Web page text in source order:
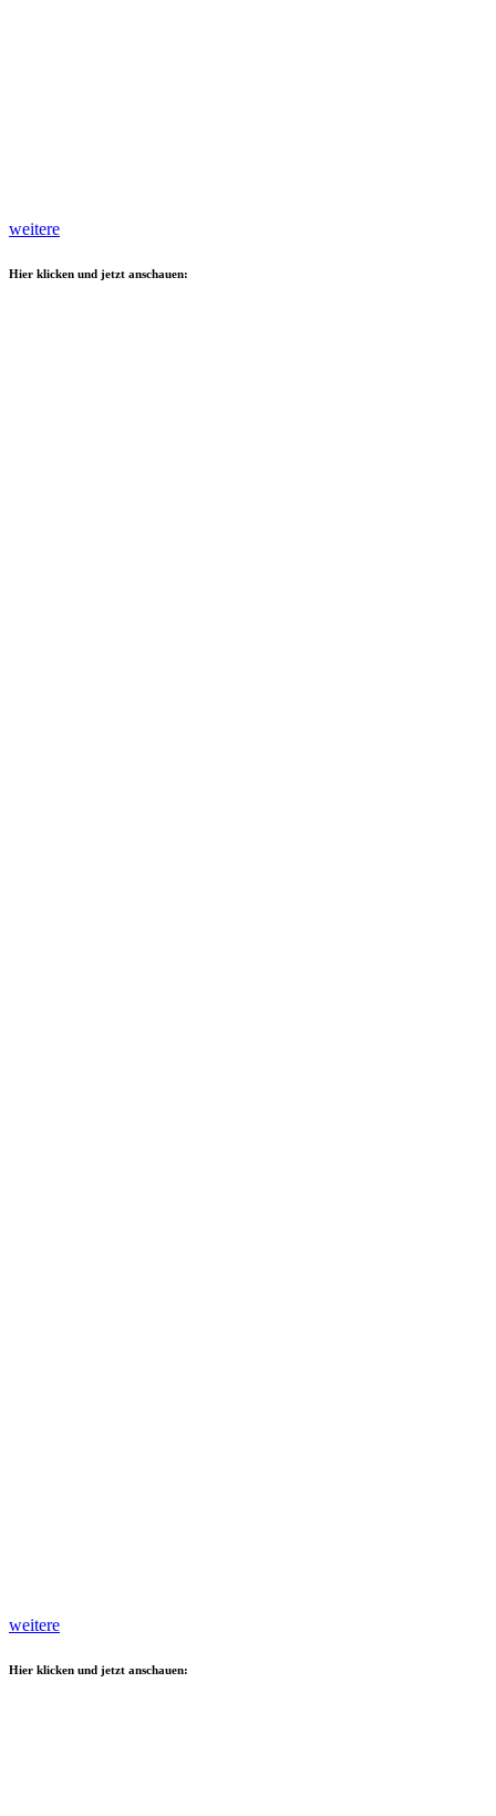
weitere
Hier klicken und jetzt anschauen:
weitere
Hier klicken und jetzt anschauen: